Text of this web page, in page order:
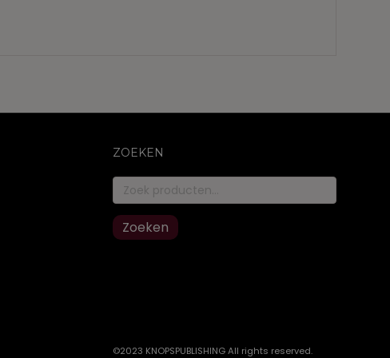
ZOEKEN
Zoeken
naar:
Zoeken
©2023 KNOPSPUBLISHING All rights reserved.